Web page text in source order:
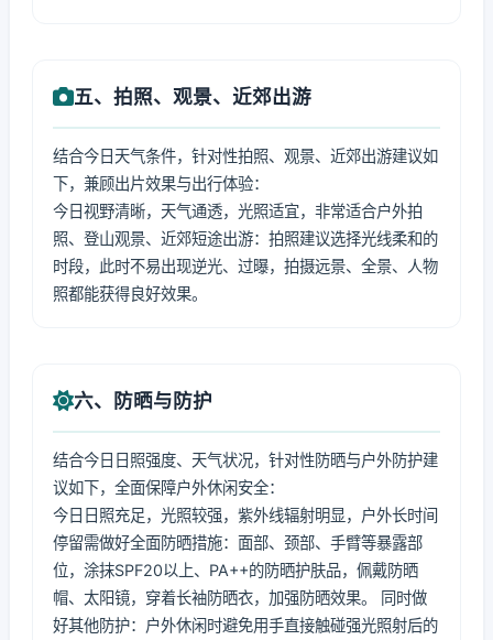
五、拍照、观景、近郊出游
结合今日天气条件，针对性拍照、观景、近郊出游建议如
下，兼顾出片效果与出行体验：
今日视野清晰，天气通透，光照适宜，非常适合户外拍
照、登山观景、近郊短途出游：拍照建议选择光线柔和的
时段，此时不易出现逆光、过曝，拍摄远景、全景、人物
照都能获得良好效果。
六、防晒与防护
结合今日日照强度、天气状况，针对性防晒与户外防护建
议如下，全面保障户外休闲安全：
今日日照充足，光照较强，紫外线辐射明显，户外长时间
停留需做好全面防晒措施：面部、颈部、手臂等暴露部
位，涂抹SPF20以上、PA++的防晒护肤品，佩戴防晒
帽、太阳镜，穿着长袖防晒衣，加强防晒效果。 同时做
好其他防护：户外休闲时避免用手直接触碰强光照射后的